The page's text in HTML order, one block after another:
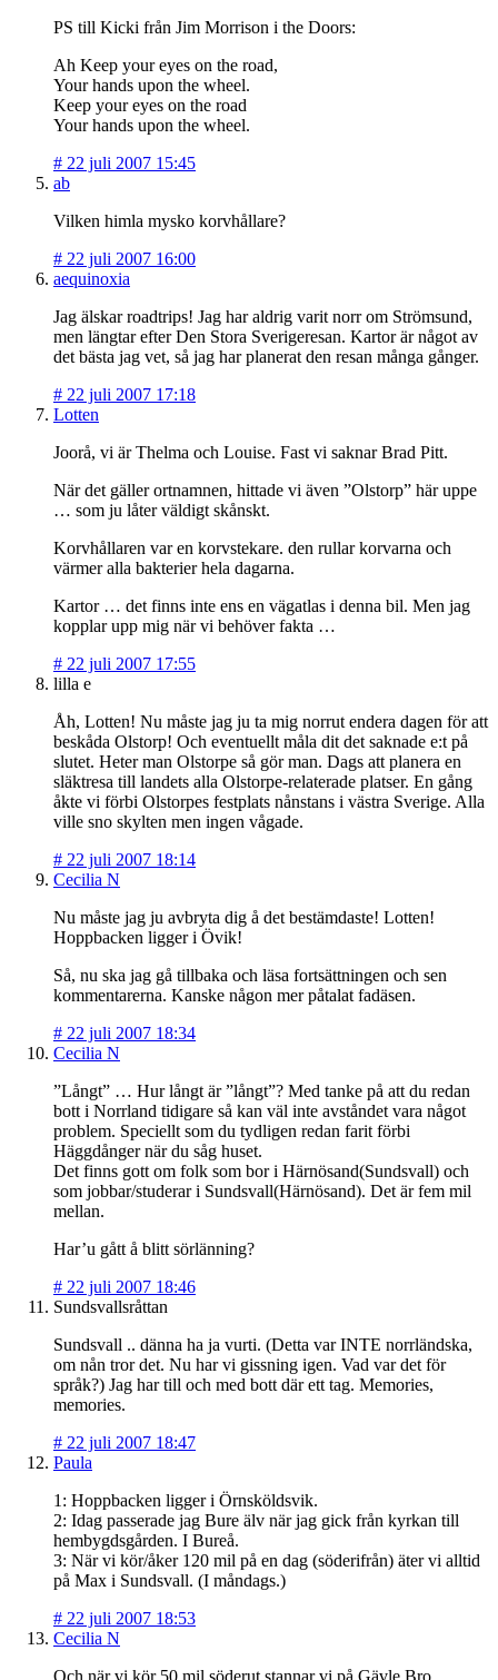
PS till Kicki från Jim Morrison i the Doors:
Ah Keep your eyes on the road,
Your hands upon the wheel.
Keep your eyes on the road
Your hands upon the wheel.
# 22 juli 2007 15:45
ab
Vilken himla mysko korvhållare?
# 22 juli 2007 16:00
aequinoxia
Jag älskar roadtrips! Jag har aldrig varit norr om Strömsund,
men längtar efter Den Stora Sverigeresan. Kartor är något av
det bästa jag vet, så jag har planerat den resan många gånger.
# 22 juli 2007 17:18
Lotten
Joorå, vi är Thelma och Louise. Fast vi saknar Brad Pitt.
När det gäller ortnamnen, hittade vi även ”Olstorp” här uppe
… som ju låter väldigt skånskt.
Korvhållaren var en korvstekare. den rullar korvarna och
värmer alla bakterier hela dagarna.
Kartor … det finns inte ens en vägatlas i denna bil. Men jag
kopplar upp mig när vi behöver fakta …
# 22 juli 2007 17:55
lilla e
Åh, Lotten! Nu måste jag ju ta mig norrut endera dagen för att
beskåda Olstorp! Och eventuellt måla dit det saknade e:t på
slutet. Heter man Olstorpe så gör man. Dags att planera en
släktresa till landets alla Olstorpe-relaterade platser. En gång
åkte vi förbi Olstorpes festplats nånstans i västra Sverige. Alla
ville sno skylten men ingen vågade.
# 22 juli 2007 18:14
Cecilia N
Nu måste jag ju avbryta dig å det bestämdaste! Lotten!
Hoppbacken ligger i Övik!
Så, nu ska jag gå tillbaka och läsa fortsättningen och sen
kommentarerna. Kanske någon mer påtalat fadäsen.
# 22 juli 2007 18:34
Cecilia N
”Långt” … Hur långt är ”långt”? Med tanke på att du redan
bott i Norrland tidigare så kan väl inte avståndet vara något
problem. Speciellt som du tydligen redan farit förbi
Häggdånger när du såg huset.
Det finns gott om folk som bor i Härnösand(Sundsvall) och
som jobbar/studerar i Sundsvall(Härnösand). Det är fem mil
mellan.
Har’u gått å blitt sörlänning?
# 22 juli 2007 18:46
Sundsvallsråttan
Sundsvall .. dänna ha ja vurti. (Detta var INTE norrländska,
om nån tror det. Nu har vi gissning igen. Vad var det för
språk?) Jag har till och med bott där ett tag. Memories,
memories.
# 22 juli 2007 18:47
Paula
1: Hoppbacken ligger i Örnsköldsvik.
2: Idag passerade jag Bure älv när jag gick från kyrkan till
hembygdsgården. I Bureå.
3: När vi kör/åker 120 mil på en dag (söderifrån) äter vi alltid
på Max i Sundsvall. (I måndags.)
# 22 juli 2007 18:53
Cecilia N
Och när vi kör 50 mil söderut stannar vi på Gävle Bro.